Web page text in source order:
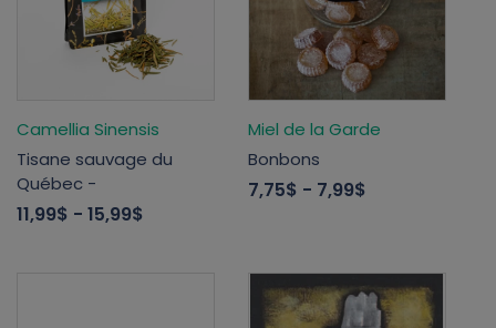
Camellia Sinensis
Tisane sauvage du
Québec -
11,99$ - 15,99$
Miel de la Garde
Bonbons
7,75$ - 7,99$